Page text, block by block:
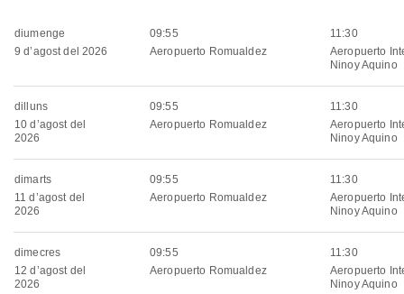
diumenge
9 d’agost del 2026
09:55
Aeropuerto Romualdez
11:30
Aeropuerto
Ninoy Aquino
dilluns
10 d’agost del
2026
09:55
Aeropuerto Romualdez
11:30
Aeropuerto
Ninoy Aquino
dimarts
11 d’agost del
2026
09:55
Aeropuerto Romualdez
11:30
Aeropuerto
Ninoy Aquino
dimecres
12 d’agost del
2026
09:55
Aeropuerto Romualdez
11:30
Aeropuerto
Ninoy Aquino